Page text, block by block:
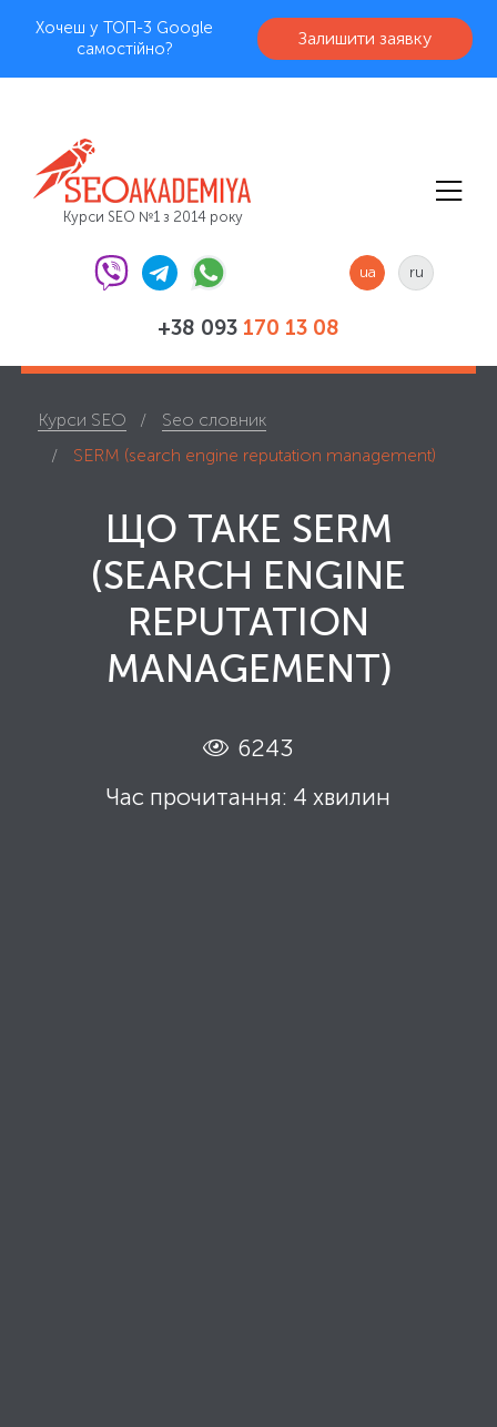
Хочеш у ТОП-3 Google
самостійно?
Залишити заявку
Курси SEO №1 з 2014 року
+38 093 170 13 08
ua ru
Курси SEO
Seo словник
SERM (search engine reputation management)
ЩО ТАКЕ SERM
(SEARCH ENGINE
REPUTATION
MANAGEMENT)
6243
Час прочитання: 4 хвилин